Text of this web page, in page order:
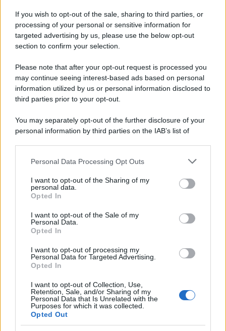
If you wish to opt-out of the sale, sharing to third parties, or
processing of your personal or sensitive information for
targeted advertising by us, please use the below opt-out
section to confirm your selection.
Please note that after your opt-out request is processed you
may continue seeing interest-based ads based on personal
information utilized by us or personal information disclosed to
third parties prior to your opt-out.
You may separately opt-out of the further disclosure of your
personal information by third parties on the IAB’s list of
This information may also be disclosed by us to third parties
disclose it to other third parties.
Please note that this website/app uses one or more Google
services and may gather and store information including but
not limited to your visit or usage behaviour. You may click to
grant or deny consent to Google and its third-party tags to
consent section.
Personal Data Processing Opt Outs
I want to opt-out of the Sharing of my
personal data.
Opted In
I want to opt-out of the Sale of my
Personal Data.
Opted In
I want to opt-out of processing my
Personal Data for Targeted Advertising.
Opted In
I want to opt-out of Collection, Use,
Retention, Sale, and/or Sharing of my
Personal Data that Is Unrelated with the
Purposes for which it was collected.
Opted Out
Ricevi LE FRASI PIÙ BELLE via e-mail
E-mail
FRASI
Frasi celebri
Frasi da condividere
Poesie